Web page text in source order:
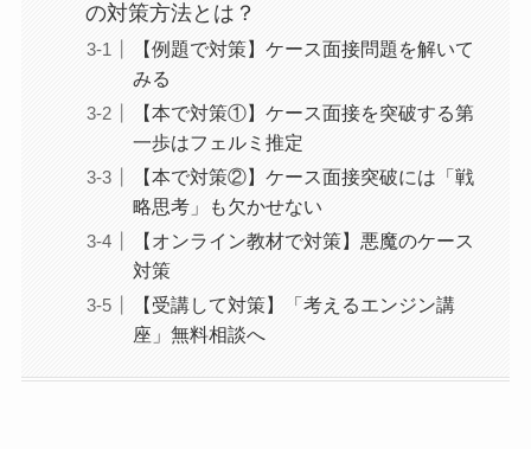
の対策方法とは？
【例題で対策】ケース面接問題を解いて
みる
【本で対策①】ケース面接を突破する第
一歩はフェルミ推定
【本で対策②】ケース面接突破には「戦
略思考」も欠かせない
【オンライン教材で対策】悪魔のケース
対策
【受講して対策】「考えるエンジン講
座」無料相談へ